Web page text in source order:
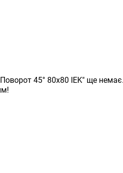
45° 80х80 IEK" ще немає.